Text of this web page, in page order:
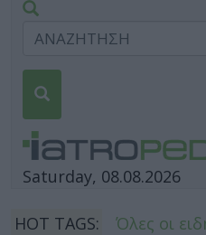
Saturday, 08.08.2026
HOT TAGS:
Όλες οι